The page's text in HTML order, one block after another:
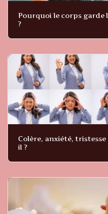
Pourquoi le corps garde
?
Colère, anxiété,
il ?